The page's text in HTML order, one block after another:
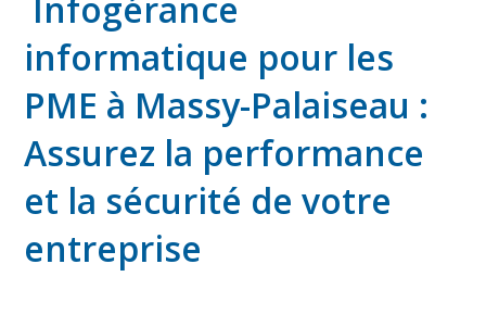
informatique pour les
PME à Massy-Palaiseau :
Assurez la performance
et la sécurité de votre
entreprise